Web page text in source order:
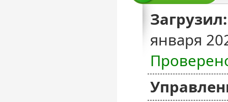
Загрузил:
января